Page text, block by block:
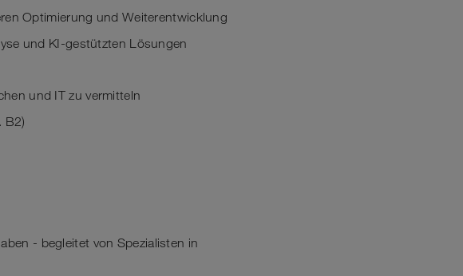
Optimierung und Weiterentwicklung
und KI-gestützten Lösungen
und IT zu vermitteln
B2)
- begleitet von Spezialisten in